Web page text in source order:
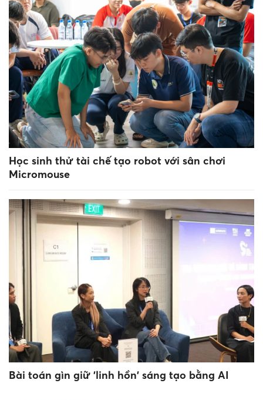
Học sinh thử tài chế tạo robot với sân chơi
Micromouse
Bài toán gìn giữ 'linh hồn' sáng tạo bằng AI